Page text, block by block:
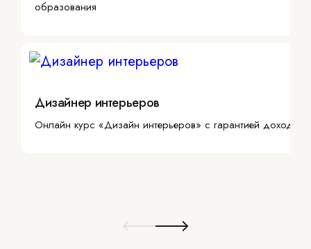
образования
Дизайнер интерьеров
Онлайн курс «Дизайн интерьеров» с гарантией дохода